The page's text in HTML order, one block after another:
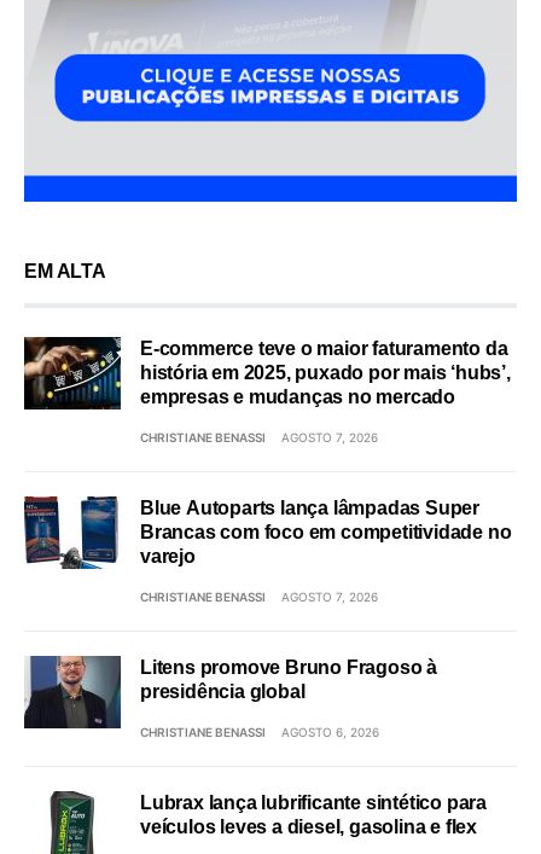
EM ALTA
E-commerce teve o maior faturamento da
história em 2025, puxado por mais ‘hubs’,
empresas e mudanças no mercado
CHRISTIANE BENASSI AGOSTO 7, 2026
Blue Autoparts lança lâmpadas Super
Brancas com foco em competitividade no
varejo
CHRISTIANE BENASSI AGOSTO 7, 2026
Litens promove Bruno Fragoso à
presidência global
CHRISTIANE BENASSI AGOSTO 6, 2026
Lubrax lança lubrificante sintético para
veículos leves a diesel, gasolina e flex